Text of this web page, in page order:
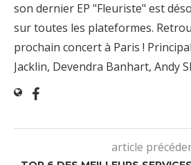
son dernier EP "Fleuriste" est
sur toutes les plateformes.
prochain concert à Paris !
Jacklin, Devendra Banhart, Andy
article